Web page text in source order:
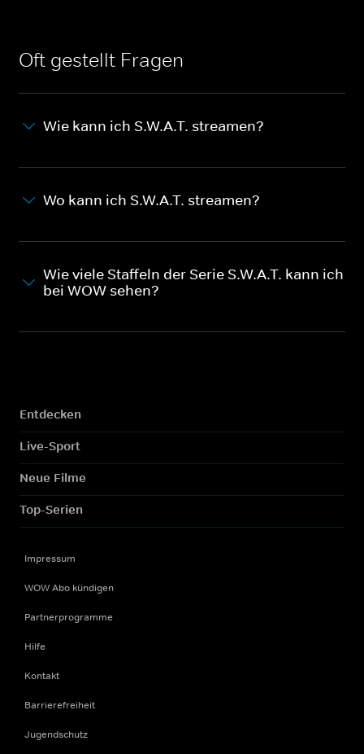
Oft gestellt Fragen
Wie kann ich S.W.A.T. streamen?
Wo kann ich S.W.A.T. streamen?
Wie viele Staffeln der Serie S.W.A.T. kann ich
bei WOW sehen?
Entdecken
Live-Sport
Neue Filme
Top-Serien
Impressum
WOW Abo kündigen
Partnerprogramme
Hilfe
Kontakt
Barrierefreiheit
Jugendschutz